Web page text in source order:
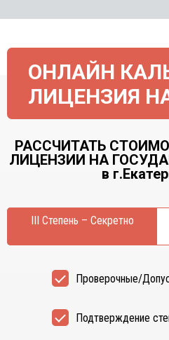
ОНЛАЙН
ЛИЦЕНЗИЯ
РАССЧИТАТЬ
ЛИЦЕНЗИИ НА
в
III Степень – Секретно
Проверочные/
Подтверждение